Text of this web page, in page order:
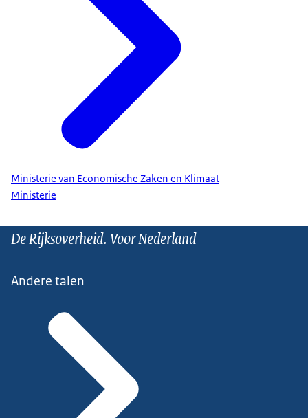
Ministerie van Economische Zaken en Klimaat
Ministerie
De Rijksoverheid. Voor Nederland
Andere talen